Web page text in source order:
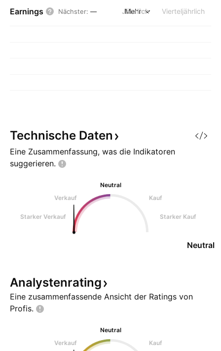
Earnings Nächster: — Jährlich Vierteljährlich
Mehr
Technische Daten
Eine Zusammenfassung, was die Indikatoren
suggerieren.
Neutral
Verkauf
Kauf
Starker Verkauf Starker Kauf
Neutral
Analystenrating
Eine zusammenfassende Ansicht der Ratings von
Profis.
Neutral
Verkauf
Kauf